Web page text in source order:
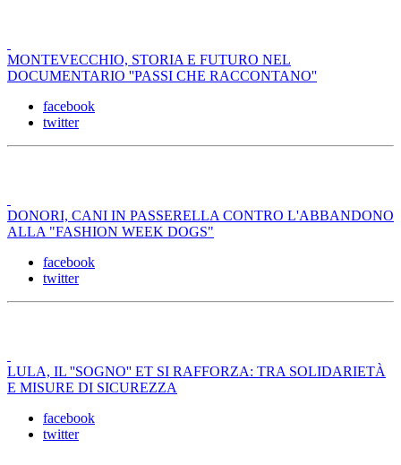
MONTEVECCHIO, STORIA E FUTURO NEL
DOCUMENTARIO ''PASSI CHE RACCONTANO''
facebook
twitter
DONORI, CANI IN PASSERELLA CONTRO L'ABBANDONO
ALLA "FASHION WEEK DOGS"
facebook
twitter
LULA, IL ''SOGNO'' ET SI RAFFORZA: TRA SOLIDARIETÀ
E MISURE DI SICUREZZA
facebook
twitter